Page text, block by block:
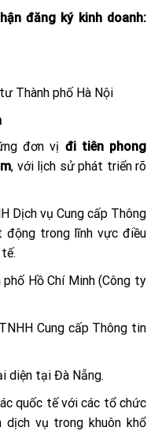
đăng ký kinh doanh:
Thành phố Hà Nội
đơn vị đi tiên phong
, với lịch sử phát triển rõ
Dịch vụ Cung cấp Thông
động trong lĩnh vực điều
Hồ Chí Minh (Công ty
Cung cấp Thông tin
diện tại Đà Nẵng.
quốc tế với các tổ chức
vụ trong khuôn khổ